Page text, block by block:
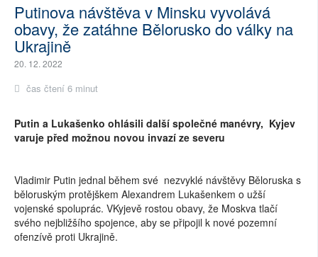
Putinova návštěva v Minsku vyvolává
obavy, že zatáhne Bělorusko do války na
Ukrajině
20. 12. 2022
čas čtení 6 minut
Putin a Lukašenko ohlásili další společné manévry, Kyjev
varuje před možnou novou invazí ze severu
Vladimir Putin jednal během své nezvyklé návštěvy Běloruska s
běloruským protějškem Alexandrem Lukašenkem o užší
vojenské spoluprác. VKyjevě rostou obavy, že Moskva tlačí
svého nejbližšího spojence, aby se připojil k nové pozemní
ofenzívě proti Ukrajině.